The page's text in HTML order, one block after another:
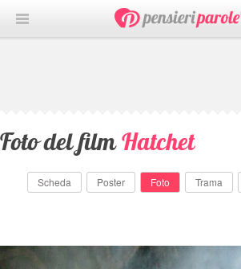
Foto del filmHatchet
Scheda Poster Foto Trama